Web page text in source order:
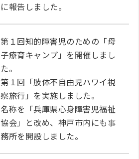
に報告しました。
第１回知的障害児のための「母
子療育キャンプ」を開催しまし
た。
第１回「肢体不自由児ハワイ視
察旅行」を実施しました。
名称を「兵庫県心身障害児福祉
協会」と改め、神戸市内にも事
務所を開設しました。